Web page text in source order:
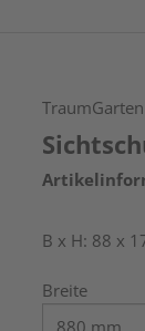
TraumGarten
B x H: 88 x
Breite